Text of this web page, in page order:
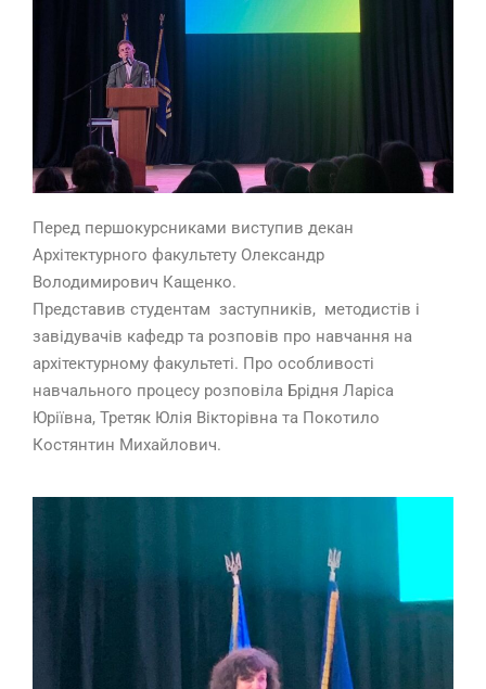
Перед першокурсниками виступив декан
Архітектурного факультету Олександр
Володимирович Кащенко.
Представив студентам заступників, методистів і
завідувачів кафедр та розповів про навчання на
архітектурному факультеті. Про особливості
навчального процесу розповіла Брідня Ларіса
Юріївна, Третяк Юлія Вікторівна та Покотило
Костянтин Михайлович.